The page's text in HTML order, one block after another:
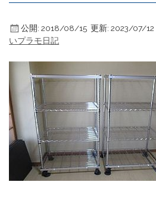
公開: 2018/08/15 更新: 2023/07/12
いプラモ日記